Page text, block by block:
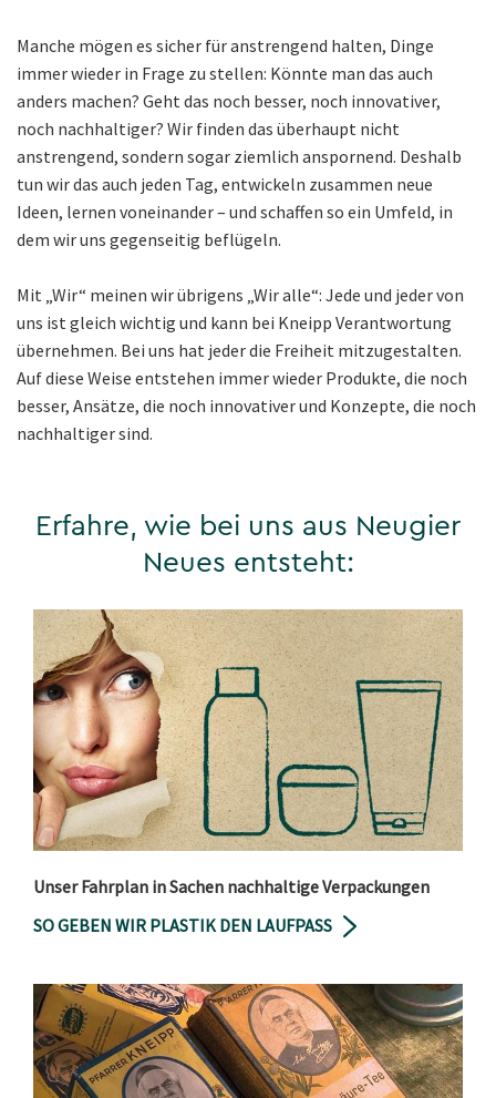
Manche mögen es sicher für anstrengend halten, Dinge
immer wieder in Frage zu stellen: Könnte man das auch
anders machen? Geht das noch besser, noch innovativer,
noch nachhaltiger? Wir finden das überhaupt nicht
anstrengend, sondern sogar ziemlich anspornend. Deshalb
tun wir das auch jeden Tag, entwickeln zusammen neue
Ideen, lernen voneinander – und schaffen so ein Umfeld, in
dem wir uns gegenseitig beflügeln.
Mit „Wir“ meinen wir übrigens „Wir alle“: Jede und jeder von
uns ist gleich wichtig und kann bei Kneipp Verantwortung
übernehmen. Bei uns hat jeder die Freiheit mitzugestalten.
Auf diese Weise entstehen immer wieder Produkte, die noch
besser, Ansätze, die noch innovativer und Konzepte, die noch
nachhaltiger sind.
Erfahre, wie bei uns aus Neugier
Neues entsteht:
Unser Fahrplan in Sachen nachhaltige Verpackungen
SO GEBEN WIR PLASTIK DEN LAUFPASS